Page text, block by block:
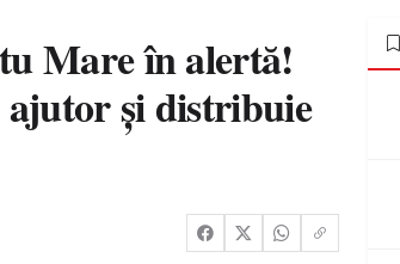
Mare în alertă!
și distribuie